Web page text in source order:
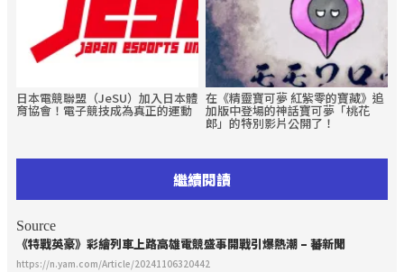
日本電競聯盟（JeSU）加入日本體
育協會！電子競技成為真正的運動
在《精靈寶可夢 紅紫零的寶藏》追
加版中登場的神話寶可夢「桃花
郎」的特別影片公開了！
繼續閱讀
Source
《特戰英豪》彩繪列車上路高雄電競盛事開戰引爆熱潮 – 蕃新聞
https://n.yam.com/Article/20241106320442